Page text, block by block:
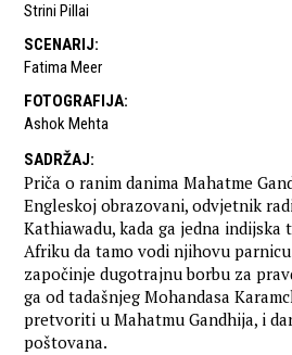
Strini Pillai
SCENARIJ:
Fatima Meer
FOTOGRAFIJA:
Ashok Mehta
SADRŽAJ:
Priča o ranim danima Mahatme
Engleskoj obrazovani, odvjetnik
Kathiawadu, kada ga jedna
Afriku da tamo vodi njihovu
započinje dugotrajnu borbu za
ga od tadašnjeg Mohandasa
pretvoriti u Mahatmu Gandhija, i
poštovana.